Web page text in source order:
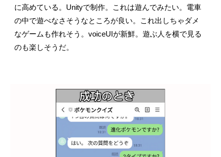
に高めている。Unityで制作。これは遊んでみたい。電車
の中で遊べなさそうなところが良い。これ出しちゃダメ
なゲームも作れそう。voiceUIが新鮮。遊ぶ人を横で見る
のも楽しそうだ。